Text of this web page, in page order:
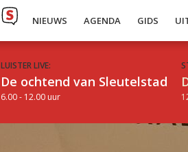
NIEUWS AGENDA GIDS
LUISTER LIVE:
De ochtend van Sleutelstad
6.00 - 12.00 uur